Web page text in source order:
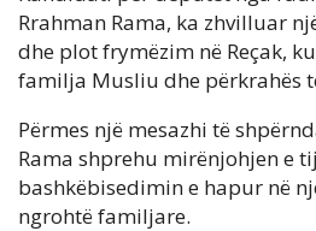
Rrahman Rama, ka zhvilluar
dhe plot frymëzim në Reçak,
familja Musliu dhe përkrahës
Përmes një mesazhi të
Rama shprehu mirënjohjen e
bashkëbisedimin e hapur në
ngrohtë familjare.